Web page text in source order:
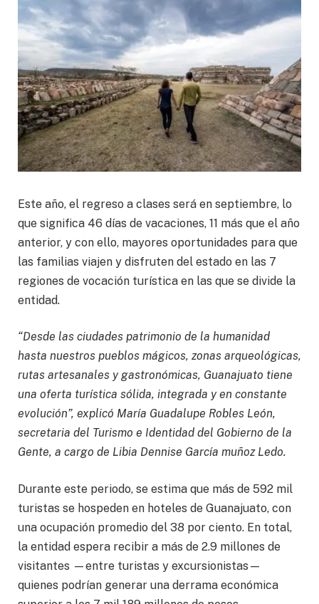
Este año, el regreso a clases será en septiembre, lo
que significa 46 días de vacaciones, 11 más que el año
anterior, y con ello, mayores oportunidades para que
las familias viajen y disfruten del estado en las 7
regiones de vocación turística en las que se divide la
entidad.
“Desde las ciudades patrimonio de la humanidad
hasta nuestros pueblos mágicos, zonas arqueológicas,
rutas artesanales y gastronómicas, Guanajuato tiene
una oferta turística sólida, integrada y en constante
evolución”, explicó María Guadalupe Robles León,
secretaria del Turismo e Identidad del Gobierno de la
Gente, a cargo de Libia Dennise García muñoz Ledo.
Durante este periodo, se estima que más de 592 mil
turistas se hospeden en hoteles de Guanajuato, con
una ocupación promedio del 38 por ciento. En total,
la entidad espera recibir a más de 2.9 millones de
visitantes —entre turistas y excursionistas—
quienes podrían generar una derrama económica